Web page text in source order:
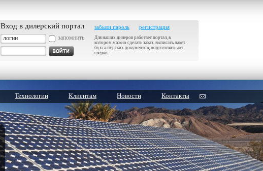
Вход в дилерский портал
запомнить
забыли пароль регистрация
Для наших дилеров работает портал, в
котором можно сделать заказ, выписать пакет
бухгалтерских документов, подготовить акт
сверки.
Технологии Клиентам Новости Контакты